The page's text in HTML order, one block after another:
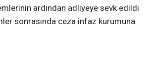
ardından adliyeye sevk edildi
sonrasında ceza infaz kurumuna